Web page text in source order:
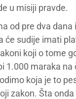
u misiji pravde.
od pre dva
će sudije imati
koji o tome
1.000 maraka
koja je to
zakon. Šta